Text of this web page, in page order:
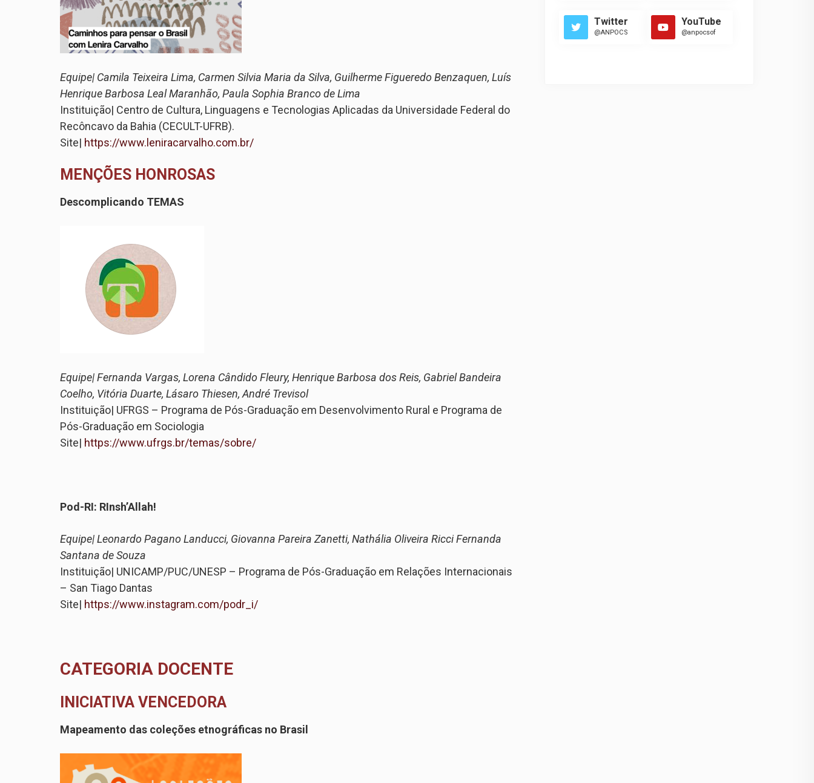
Equipe| Camila Teixeira Lima, Carmen Silvia Maria da Silva, Guilherme Figueredo Benzaquen, Luís
Henrique Barbosa Leal Maranhão, Paula Sophia Branco de Lima
Instituição| Centro de Cultura, Linguagens e Tecnologias Aplicadas da Universidade Federal do
Recôncavo da Bahia (CECULT-UFRB).
Site| https://www.leniracarvalho.com.br/
MENÇÕES HONROSAS
Descomplicando TEMAS
Equipe| Fernanda Vargas, Lorena Cândido Fleury, Henrique Barbosa dos Reis, Gabriel Bandeira
Coelho, Vitória Duarte, Lásaro Thiesen, André Trevisol
Instituição| UFRGS – Programa de Pós-Graduação em Desenvolvimento Rural e Programa de
Pós-Graduação em Sociologia
Site| https://www.ufrgs.br/temas/sobre/
Pod-RI: RInsh’Allah!
Equipe| Leonardo Pagano Landucci, Giovanna Pareira Zanetti, Nathália Oliveira Ricci Fernanda
Santana de Souza
Instituição| UNICAMP/PUC/UNESP – Programa de Pós-Graduação em Relações Internacionais
– San Tiago Dantas
Site| https://www.instagram.com/podr_i/
CATEGORIA DOCENTE
INICIATIVA VENCEDORA
Mapeamento das coleções etnográficas no Brasil
Twitter
@ANPOCS
YouTube
@anpocsof